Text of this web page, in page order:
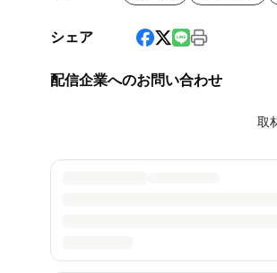
シェア
配信企業へのお問い合わせ
取